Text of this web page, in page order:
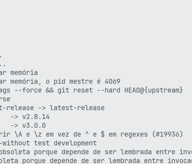
memória
memória, o pid mestre é 4069
--force && git reset --hard HEAD@{upstream}
-> latest-release
> v2.8.14
-> v3.0.0
\A e \z em vez de ^ e $ em regexes (#19936)
test development
obsoleta porque depende de ser lembrada
porque depende de ser lembrada entre